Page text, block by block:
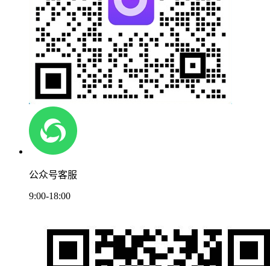
公众号客服
9:00-18:00